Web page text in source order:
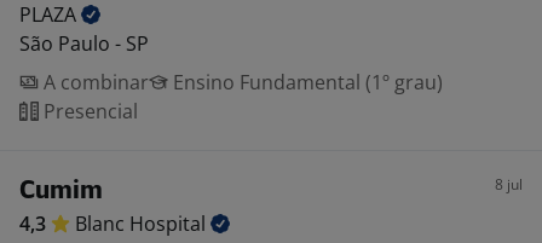
PLAZA
São Paulo - SP
A combinar
Ensino Fundamental (1º grau)
Presencial
Cumim 8 jul
4,3 Blanc Hospital